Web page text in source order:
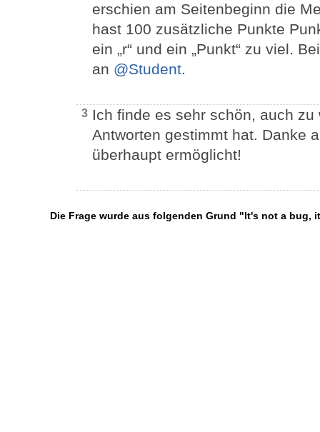
erschien am Seitenbeginn die
hast 100 zusätzliche Punkte
ein „r“ und ein „Punkt“ zu viel.
an @Student.
3 Ich finde es sehr schön, auch
Antworten gestimmt hat. Danke
überhaupt ermöglicht!
Die Frage wurde aus folgenden Grund "It's not a